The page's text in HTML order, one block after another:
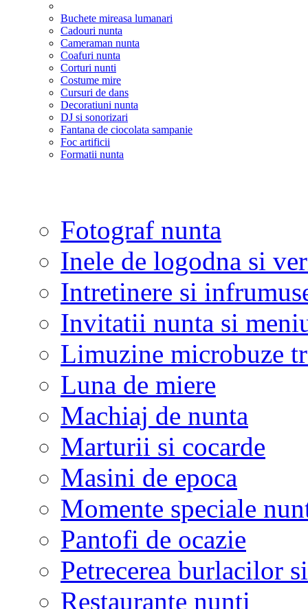
Buchete mireasa lumanari
Cadouri nunta
Cameraman nunta
Coafuri nunta
Corturi nunti
Costume mire
Cursuri de dans
Decoratiuni nunta
DJ si sonorizari
Fantana de ciocolata sampanie
Foc artificii
Formatii nunta
Fotograf nunta
Inele de logodna si
Intretinere si
Invitatii nunta si
Limuzine microbuze
Luna de miere
Machiaj de nunta
Marturii si cocarde
Masini de epoca
Momente speciale
Pantofi de ocazie
Petrecerea burlacilor
Restaurante nunti